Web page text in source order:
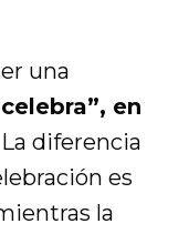
una
en
La diferencia
es
la